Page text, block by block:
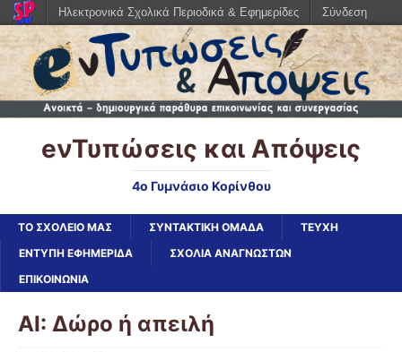
eνΤυπώσεις και Απόψεις
4ο Γυμνάσιο Κορίνθου
ΤΟ ΣΧΟΛΕΙΟ ΜΑΣ ΣΥΝΤΑΚΤΙΚΗ ΟΜΑΔΑ
ΤΕΥΧΗ
ΈΝΤΥΠΗ ΕΦΗΜΕΡΊΔΑ
ΣΧΌΛΙΑ ΑΝΑΓΝΩΣΤΏΝ
ΕΠΙΚΟΙΝΩΝΙΑ
AI: Δώρο ή απειλή
Ηλεκτρονικά Σχολικά Περιοδικά & Εφημερίδες Σύνδεση